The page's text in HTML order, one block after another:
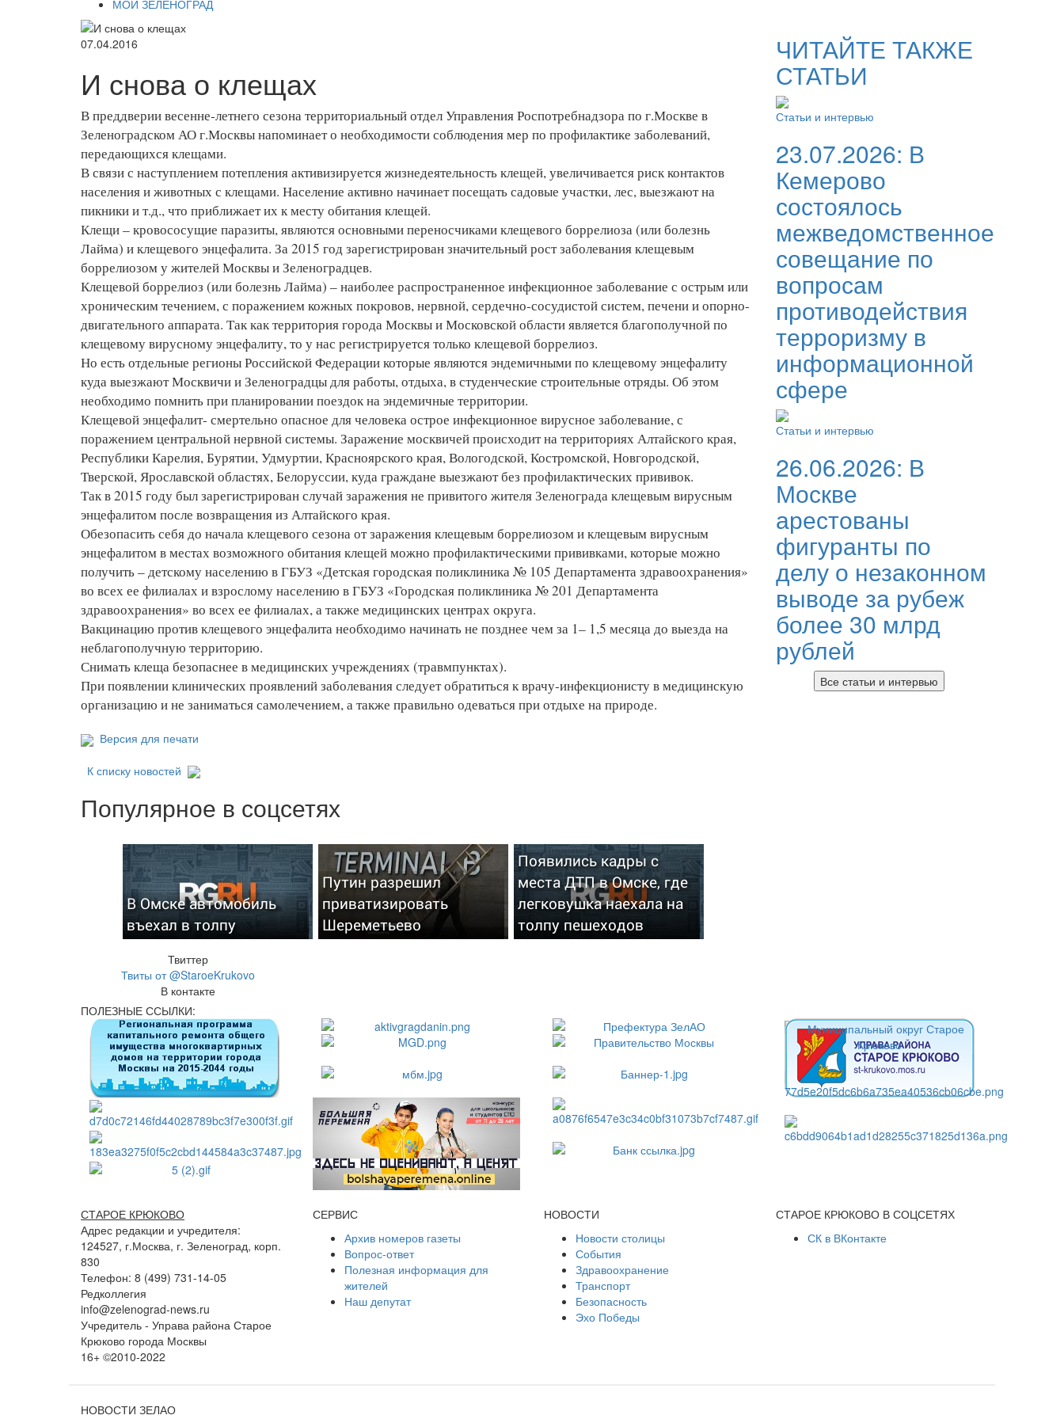
МОЙ ЗЕЛЕНОГРАД
07.04.2016
И снова о клещах
В преддверии весенне-летнего сезона территориальный отдел Управления Роспотребнадзора по г.Москве в
Зеленоградском АО г.Москвы напоминает о необходимости соблюдения мер по профилактике заболеваний,
передающихся клещами.
В связи с наступлением потепления активизируется жизнедеятельность клещей, увеличивается риск контактов
населения и животных с клещами. Население активно начинает посещать садовые участки, лес, выезжают на
пикники и т.д., что приближает их к месту обитания клещей.
Клещи – кровососущие паразиты, являются основными переносчиками клещевого боррелиоза (или болезнь
Лайма) и клещевого энцефалита. За 2015 год зарегистрирован значительный рост заболевания клещевым
боррелиозом у жителей Москвы и Зеленоградцев.
Клещевой боррелиоз (или болезнь Лайма) – наиболее распространенное инфекционное заболевание с острым или
хроническим течением, с поражением кожных покровов, нервной, сердечно-сосудистой систем, печени и опорно-
двигательного аппарата. Так как территория города Москвы и Московской области является благополучной по
клещевому вирусному энцефалиту, то у нас регистрируется только клещевой боррелиоз.
Но есть отдельные регионы Российской Федерации которые являются эндемичными по клещевому энцефалиту
куда выезжают Москвичи и Зеленоградцы для работы, отдыха, в студенческие строительные отряды. Об этом
необходимо помнить при планировании поездок на эндемичные территории.
Клещевой энцефалит- смертельно опасное для человека острое инфекционное вирусное заболевание, с
поражением центральной нервной системы. Заражение москвичей происходит на территориях Алтайского края,
Республики Карелия, Бурятии, Удмуртии, Красноярского края, Вологодской, Костромской, Новгородской,
Тверской, Ярославской областях, Белоруссии, куда граждане выезжают без профилактических прививок.
Так в 2015 году был зарегистрирован случай заражения не привитого жителя Зеленограда клещевым вирусным
энцефалитом после возвращения из Алтайского края.
Обезопасить себя до начала клещевого сезона от заражения клещевым боррелиозом и клещевым вирусным
энцефалитом в местах возможного обитания клещей можно профилактическими прививками, которые можно
получить – детскому населению в ГБУЗ «Детская городская поликлиника № 105 Департамента здравоохранения»
во всех ее филиалах и взрослому населению в ГБУЗ «Городская поликлиника № 201 Департамента
здравоохранения» во всех ее филиалах, а также медицинских центрах округа.
Вакцинацию против клещевого энцефалита необходимо начинать не позднее чем за 1– 1,5 месяца до выезда на
неблагополучную территорию.
Снимать клеща безопаснее в медицинских учреждениях (травмпунктах).
При появлении клинических проявлений заболевания следует обратиться к врачу-инфекционисту в медицинскую
организацию и не заниматься самолечением, а также правильно одеваться при отдыхе на природе.
Версия для печати
К списку новостей
Популярное в соцсетях
В Омске автомобиль
въехал в толпу
Путин разрешил
приватизировать
Шереметьево
Появились кадры с
места ДТП в Омске, где
легковушка наехала на
толпу пешеходов
Твиттер
Твиты от @StaroeKrukovo
В контакте
ЧИТАЙТЕ ТАКЖЕ
СТАТЬИ
Статьи и интервью
23.07.2026: В
Кемерово
состоялось
межведомственное
совещание по
вопросам
противодействия
терроризму в
информационной
сфере
Статьи и интервью
26.06.2026: В
Москве
арестованы
фигуранты по
делу о незаконном
выводе за рубеж
более 30 млрд
рублей
Все статьи и интервью
ПОЛЕЗНЫЕ ССЫЛКИ:
СТАРОЕ КРЮКОВО
Адрес редакции и учредителя:
124527, г.Москва, г. Зеленоград, корп.
830
Телефон: 8 (499) 731-14-05
Редколлегия
info@zelenograd-news.ru
Учредитель - Управа района Старое
Крюково города Москвы
16+ ©2010-2022
СЕРВИС
Архив номеров газеты
Вопрос-ответ
Полезная информация для
жителей
Наш депутат
НОВОСТИ
Новости столицы
События
Здравоохранение
Транспорт
Безопасность
Эхо Победы
СТАРОЕ КРЮКОВО В СОЦСЕТЯХ
СК в ВКонтакте
НОВОСТИ ЗЕЛАО